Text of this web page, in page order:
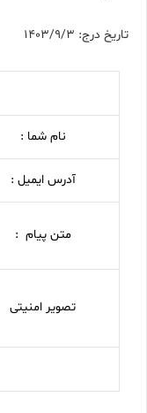
تاریخ درج: 1403/9/3
نام شما :
آدرس ایمیل :
متن پیام :
تصویر امنیتی